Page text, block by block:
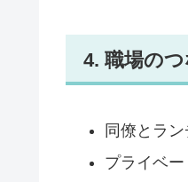
4. 職場の
同僚とラ
プライベ